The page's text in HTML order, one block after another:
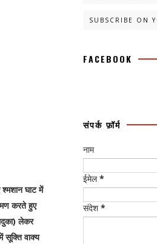
घाट में
करते हुए
लेकर
सूक्ति वाक्य
SUBSCRIBE ON
FACEBOOK
संपर्क फ़ॉर्म
नाम
ईमेल*
संदेश *